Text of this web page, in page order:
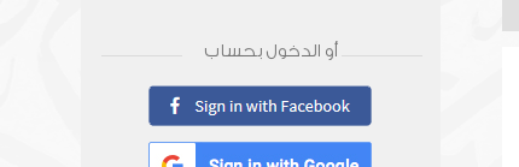
أو الدخول بحساب